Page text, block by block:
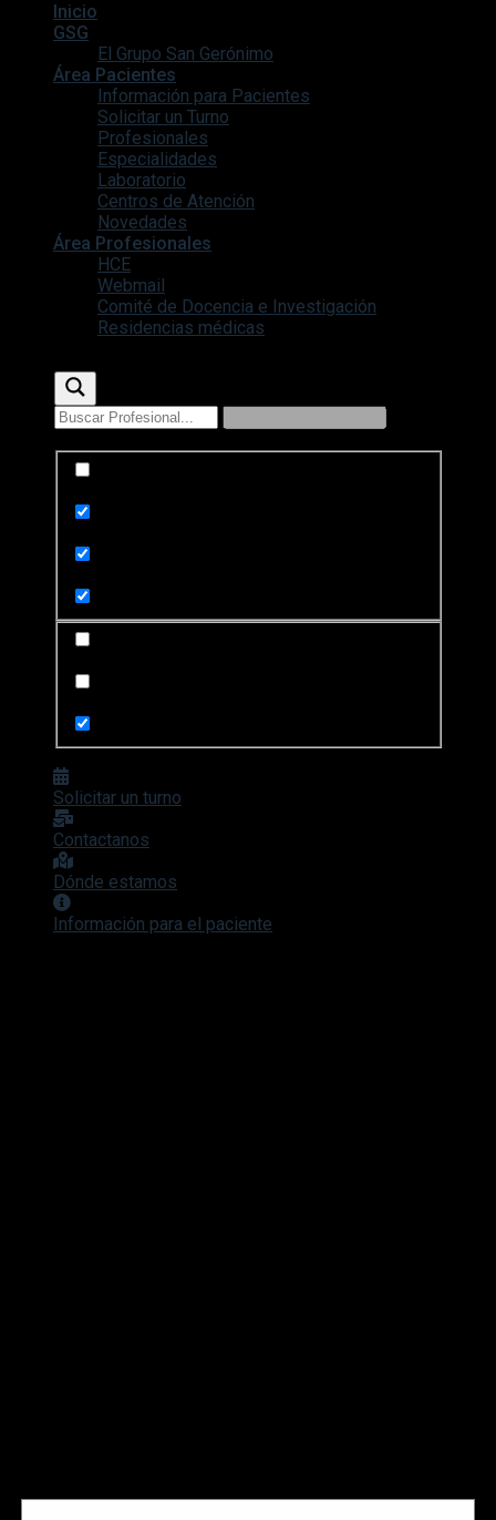
Inicio
GSG
El Grupo San Gerónimo
Área Pacientes
Información para Pacientes
Solicitar un Turno
Profesionales
Especialidades
Laboratorio
Centros de Atención
Novedades
Área Profesionales
HCE
Webmail
Comité de Docencia e Investigación
Residencias médicas
Solicitar un turno
Contactanos
Dónde estamos
Información para el paciente